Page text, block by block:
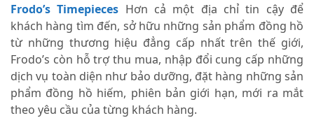
Frodo’s Timepieces Hơn cả một địa chỉ tin cậy để
khách hàng tìm đến, sở hữu những sản phẩm đồng hồ
từ những thương hiệu đẳng cấp nhất trên thế giới,
Frodo’s còn hỗ trợ thu mua, nhập đổi cung cấp những
dịch vụ toàn diện như bảo dưỡng, đặt hàng những sản
phẩm đồng hồ hiếm, phiên bản giới hạn, mới ra mắt
theo yêu cầu của từng khách hàng.